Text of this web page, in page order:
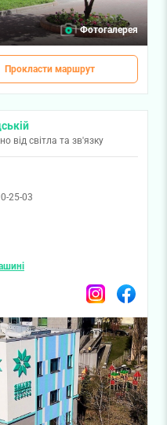
Фотогалерея
Прокласти маршрут
від світла та зв'язку
25-03
InstagramFacebook